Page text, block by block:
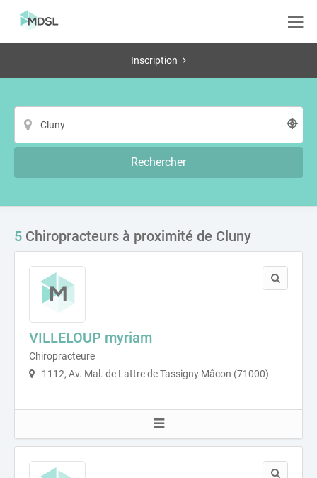
Inscription
Rechercher
5 Chiropracteurs à proximité de Cluny
VILLELOUP myriam
Chiropracteure
1112, Av. Mal. de Lattre de Tassigny Mâcon (71000)